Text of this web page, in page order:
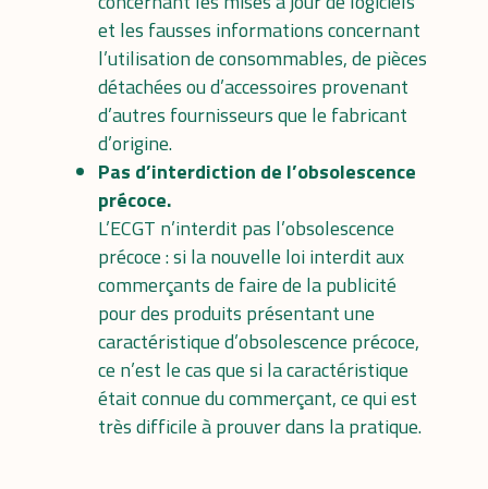
et les fausses informations concernant
l’utilisation de consommables, de pièces
détachées ou d’accessoires provenant
d’autres fournisseurs que le fabricant
d’origine.
Pas d’interdiction de l’obsolescence
précoce.
L’ECGT n’interdit pas l’obsolescence
précoce : si la nouvelle loi interdit aux
commerçants de faire de la publicité
pour des produits présentant une
caractéristique d’obsolescence précoce,
ce n’est le cas que si la caractéristique
était connue du commerçant, ce qui est
très difficile à prouver dans la pratique.